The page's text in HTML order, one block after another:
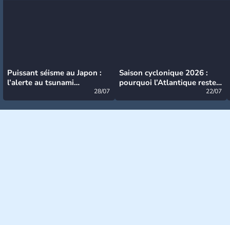
Puissant séisme au Japon :
l’alerte au tsunami
28/07
Saison cyclonique 2026 :
pourquoi l’Atlantique reste
22/07